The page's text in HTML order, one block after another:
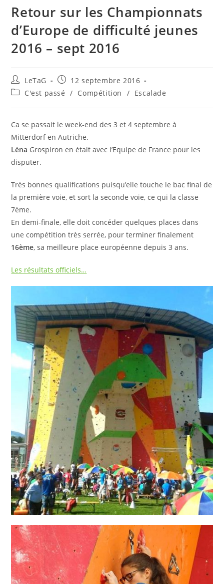
Retour sur les Championnats
d’Europe de difficulté jeunes
2016 – sept 2016
LeTaG
12 septembre 2016
C'est passé / Compétition / Escalade
Ca se passait le week-end des 3 et 4 septembre à
Mitterdorf en Autriche.
Léna Grospiron en était avec l’Equipe de France pour les
disputer.
Très bonnes qualifications puisqu’elle touche le bac final de
la première voie, et sort la seconde voie, ce qui la classe
7ème.
En demi-finale, elle doit concéder quelques places dans
une compétition très serrée, pour terminer finalement
16ème, sa meilleure place européenne depuis 3 ans.
Les résultats officiels…